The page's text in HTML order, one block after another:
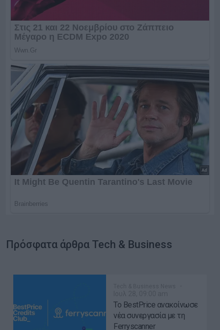
Πρόσφατα άρθρα Tech & Business
Το BestPrice ανακοίνωσε
νέα συνεργασία με τη
Ferryscanner